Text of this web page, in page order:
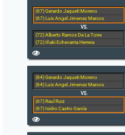
(67) Gerardo Jaqueti Moreno
(67) Luis Angel Jimenez Marcos
(72) Alberto Ramos De La Torre
(72) Iñaki Echevarria Herrera
(64) Gerardo Jaqueti Moreno
(64) Luis Angel Jimenez Marcos
(67) Raul Ruiz
(67) Isidro Castro García